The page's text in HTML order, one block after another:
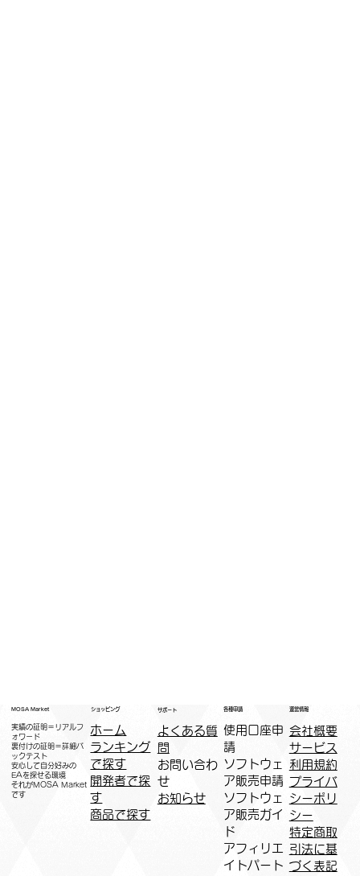
MOSA Market
実績の証明＝リアルフ
ォワード
裏付けの証明＝詳細バ
ックテスト
安心して自分好みの
EAを探せる環境
​それがMOSA Market
です
ショッピング
ホーム
ランキング
で探す
開発者で探
す
商品で探す
サポート
よくある質
問
お問い合わ
せ
お知らせ
各種申請
​使用口座申
請
ソフトウェ
ア販売申請
ソフトウェ
ア販売ガイ
ド
アフィリエ
イトパート
運営情報
会社概要
サービス
利用規約
プライバ
シーポリ
シー
特定商取
引法に基
づく表記